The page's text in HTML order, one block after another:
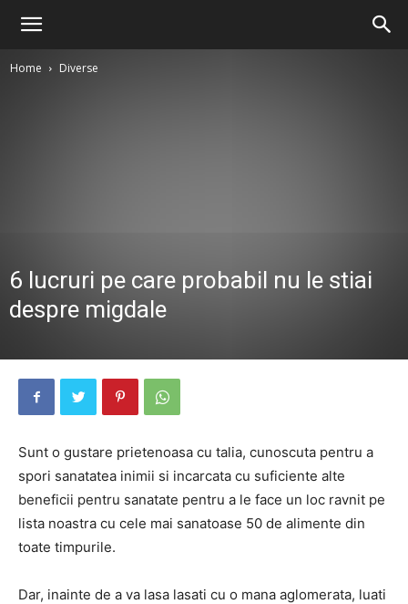
Home Diverse
6 lucruri pe care probabil nu le stiai
despre migdale
Sunt o gustare prietenoasa cu talia, cunoscuta pentru a
spori sanatatea inimii si incarcata cu suficiente alte
beneficii pentru sanatate pentru a le face un loc ravnit pe
lista noastra cu cele mai sanatoase 50 de alimente din
toate timpurile.
Dar, inainte de a va lasa lasati cu o mana aglomerata, luati